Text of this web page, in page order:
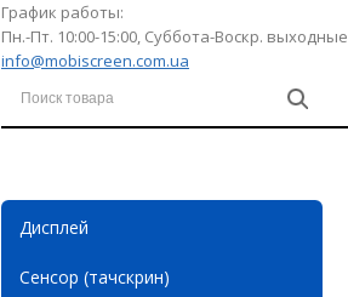
График работы:
Пн.-Пт. 10:00-15:00, Суббота-Воскр. выходные
info@mobiscreen.com.ua
Дисплей
Сенсор (тачскрин)